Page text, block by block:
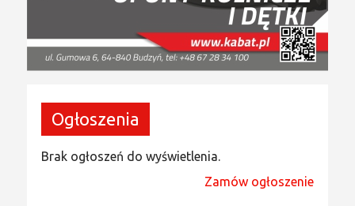
Ogłoszenia
Brak ogłoszeń do wyświetlenia.
Zamów ogłoszenie